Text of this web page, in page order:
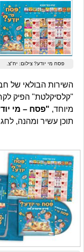
פסח מי יודע? צילום: יח"צ.
השירות הבולאי של
"קלסיקלטת" הפיק
מיוחד, "פסח – מי
תוכן עשיר ומהנה,